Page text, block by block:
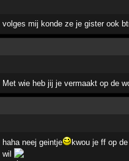
volges mij konde ze je gister ook
Met wie heb jij je vermaakt op de
haha neej geintje
kwou je ff op
wil